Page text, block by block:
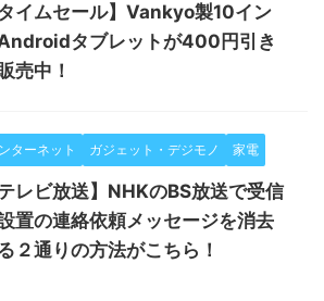
タイムセール】Vankyo製10イン
タブレットが400円引き
売中！
ターネット ガジェット・デジモノ 家電
テレビ放送】NHKのBS放送で受信
置の連絡依頼メッセージを消去
２通りの方法がこちら！